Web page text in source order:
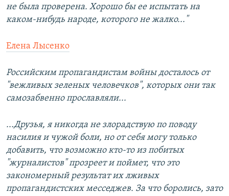
не была проверена. Хорошо бы ее испытать на
каком-нибудь народе, которого не жалко..."
Елена Лысенко
Российским пропагандистам войны досталось от
"вежливых зеленых человечков", которых они так
самозабвенно прославляли...
...Друзья, я никогда не злорадствую по поводу
насилия и чужой боли, но от себя могу только
добавить, что возможно кто-то из побитых
"журналистов" прозреет и поймет, что это
закономерный результат их лживых
пропагандистских месседжев. За что боролись, зато